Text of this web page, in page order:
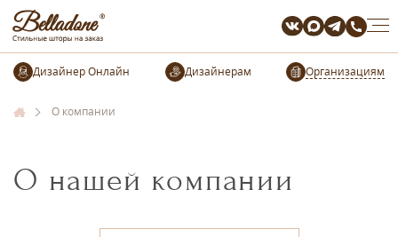
Организациям
О компании
О нашей компании